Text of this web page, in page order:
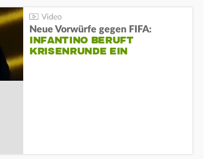
Neue Vorwürfe gegen FIFA:
INFANTINO BERUFT
KRISENRUNDE EIN